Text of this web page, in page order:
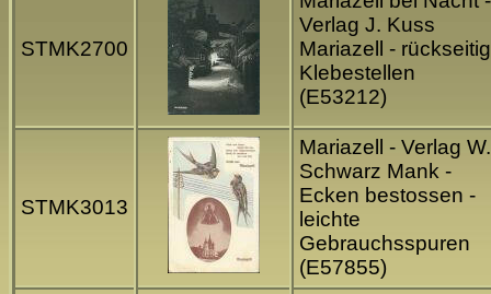
STMK2700
Verlag J. Kuss
Mariazell - rückseitig
Klebestellen
(E53212)
STMK3013
Mariazell - Verlag W.
Schwarz Mank -
Ecken bestossen -
leichte
Gebrauchsspuren
(E57855)